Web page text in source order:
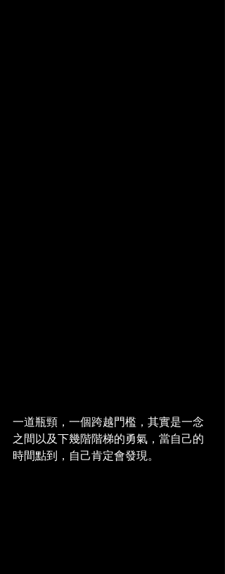
一道瓶頸，一個跨越門檻，其實是一念
之間以及下幾階階梯的勇氣，當自己的
時間點到，自己肯定會發現。